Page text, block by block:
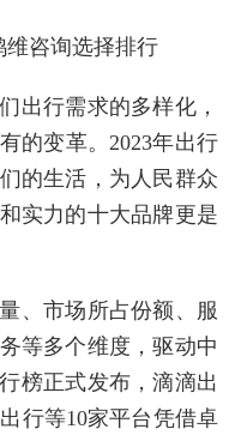
维咨询选择排行
出行需求的多样化，
的变革。2023年出行
的生活，为人民群众
实力的十大品牌更是
、市场所占份额、服
等多个维度，驱动中
榜正式发布，滴滴出
行等10家平台凭借卓